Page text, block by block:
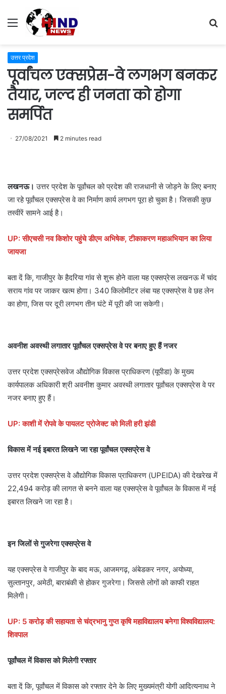
Menu
उत्तर प्रदेश
पूर्वांचल एक्सप्रेस-वे लगभग बनकर
तैयार, जल्द ही जनता को होगा
समर्पित
27/08/2021 2 minutes read
लखनऊ।उत्तर प्रदेश के पूर्वांचल को प्रदेश की राजधानी से जोड़ने के लिए बनाए
जा रहे पूर्वांचल एक्‍सप्रेस वे का निर्माण कार्य लगभग पूरा हो चुका है। जिसकी कुछ
तस्वीरें सामने आई है।
UP: सीएचसी नव किशोर पहुंचे डीएम अभिषेक, टीकाकरण महाअभियान का लिया
जायजा
बता दें कि, गाजीपुर के हैदरिया गांव से शुरू होने वाला यह एक्‍सप्रेस लखनऊ में चांद
सराय गांव पर जाकर खत्‍म होगा। 340 किलोमीटर लंबा यह एक्‍सप्रेस वे छह लेन
का होगा, जिस पर दूरी लगभग तीन घंटे में पूरी की जा सकेगी।
अवनीश अवस्थी लगातार पूर्वांचल एक्सप्रेस वे पर बनाए हुए हैं नजर
उत्तर प्रदेश एक्सप्रेसवेज औद्योगिक विकास प्राधिकरण (यूपीडा) के मुख्य
कार्यपालक अधिकारी श्री अवनीश कुमार अवस्थी लगातार पूर्वांचल एक्सप्रेस वे पर
नजर बनाए हुए हैं।
UP: काशी में रोपवे के पायलट प्रोजेक्ट को मिली हरी झंडी
विकास में नई इबारत लिखने जा रहा पूर्वांचल एक्सप्रेस वे
उत्तर प्रदेश एक्‍सप्रेस वे औ‍द्योगिक विकास प्राधिकरण (UPEIDA) की देखरेख में
22,494 करोड़ की लागत से बनने वाला यह एक्‍सप्रेस वे पूर्वांचल के विकास में नई
इबारत लिखने जा रहा है।
इन जिलों से गुजरेगा एक्सप्रेस वे
यह एक्‍सप्रेस वे गाजीपुर के बाद मऊ, आजमगढ़, अंबेडकर नगर, अयोध्‍या,
सुल्‍तानपुर, अमेठी, बाराबंकी से होकर गुजरेगा। जिससे लोगों को काफी राहत
मिलेगी।
UP: 5 करोड़ की सहायता से चंद्रभानु गुप्त कृषि महाविद्यालय बनेगा विश्वविद्यालय:
शिवपाल
पूर्वांचल में विकास को मिलेगी रफ्तार
बता दें कि, पूर्वांचल में विकास को रफ्तार देने के लिए मुख्यमंत्री योगी आदित्यनाथ ने